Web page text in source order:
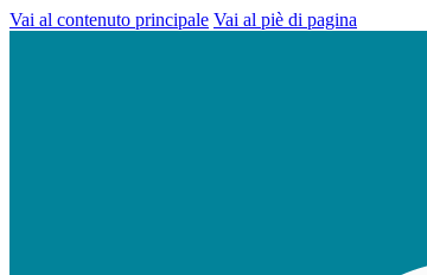
Vai al contenuto principale Vai al piè di pagina